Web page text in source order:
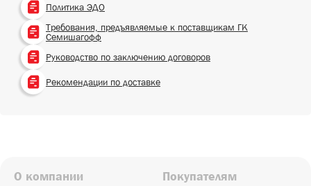
Политика ЭДО
Требования, предъявляемые к поставщикам ГК
Семишагофф
Руководство по заключению договоров
Рекомендации по доставке
О компании Покупателям